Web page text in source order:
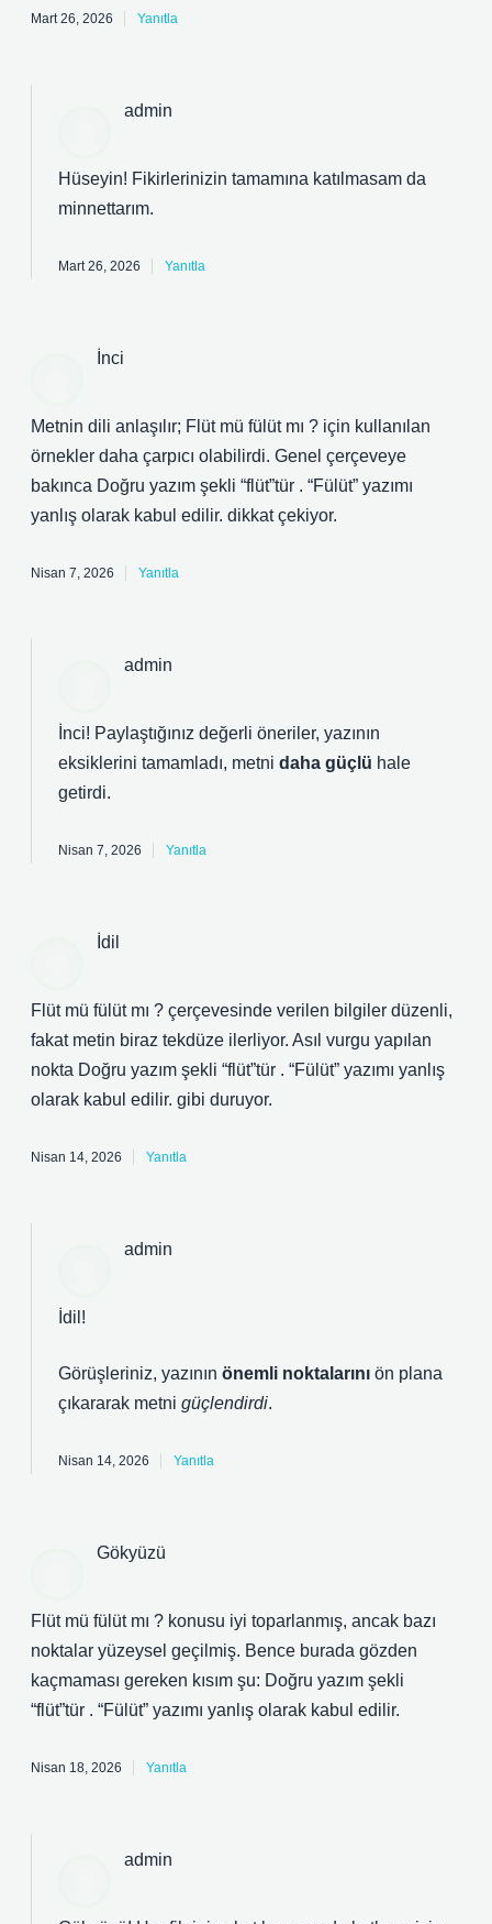
Mart 26, 2026 Yanıtla
admin
Hüseyin! Fikirlerinizin tamamına katılmasam da
minnettarım.
Mart 26, 2026 Yanıtla
İnci
Metnin dili anlaşılır; Flüt mü fülüt mı ? için kullanılan
örnekler daha çarpıcı olabilirdi. Genel çerçeveye
bakınca Doğru yazım şekli “flüt”tür . “Fülüt” yazımı
yanlış olarak kabul edilir. dikkat çekiyor.
Nisan 7, 2026 Yanıtla
admin
İnci! Paylaştığınız değerli öneriler, yazının
eksiklerini tamamladı, metni daha güçlü hale
getirdi.
Nisan 7, 2026 Yanıtla
İdil
Flüt mü fülüt mı ? çerçevesinde verilen bilgiler düzenli,
fakat metin biraz tekdüze ilerliyor. Asıl vurgu yapılan
nokta Doğru yazım şekli “flüt”tür . “Fülüt” yazımı yanlış
olarak kabul edilir. gibi duruyor.
Nisan 14, 2026 Yanıtla
admin
İdil!
Görüşleriniz, yazının önemli noktalarını ön plana
çıkararak metni güçlendirdi.
Nisan 14, 2026 Yanıtla
Gökyüzü
Flüt mü fülüt mı ? konusu iyi toparlanmış, ancak bazı
noktalar yüzeysel geçilmiş. Bence burada gözden
kaçmaması gereken kısım şu: Doğru yazım şekli
“flüt”tür . “Fülüt” yazımı yanlış olarak kabul edilir.
Nisan 18, 2026 Yanıtla
admin